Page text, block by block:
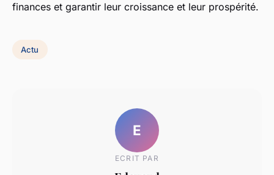
finances et garantir leur croissance et leur prospérité.
Actu
E
ECRIT PAR